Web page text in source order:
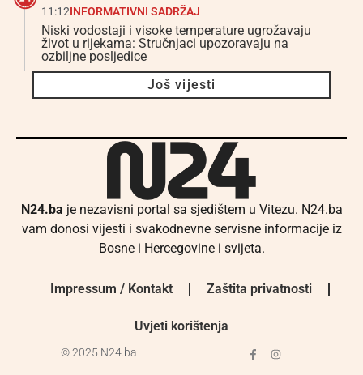
11:12INFORMATIVNI SADRŽAJ
Niski vodostaji i visoke temperature ugrožavaju
život u rijekama: Stručnjaci upozoravaju na
ozbiljne posljedice
Još vijesti
N24.ba je nezavisni portal sa sjedištem u Vitezu. N24.ba
vam donosi vijesti i svakodnevne servisne informacije iz
Bosne i Hercegovine i svijeta.
Impressum / Kontakt Zaštita privatnosti
Uvjeti korištenja
© 2025 N24.ba